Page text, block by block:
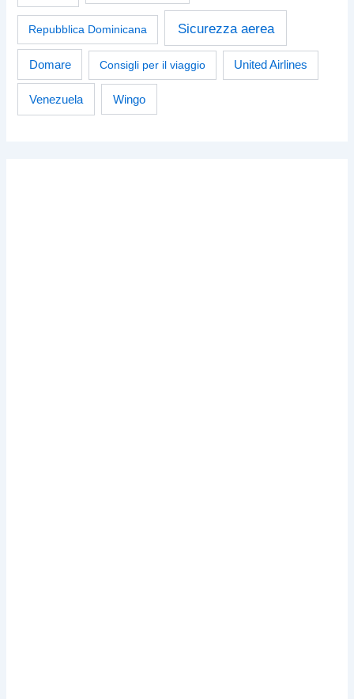
Repubblica Dominicana Sicurezza aerea
Domare Consigli per il viaggio United Airlines
Venezuela Wingo